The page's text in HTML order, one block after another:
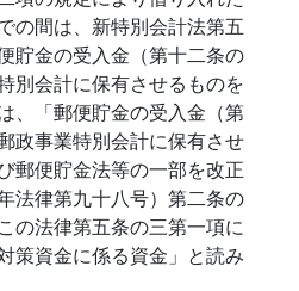
の間は、新特別会計法第五
貯金の受入金（第十二条の
別会計に保有させるものを
、「郵便貯金の受入金（第
政事業特別会計に保有させ
郵便貯金法等の一部を改正
法律第九十八号）第二条の
の法律第五条の三第一項に
策資金に係る資金」と読み